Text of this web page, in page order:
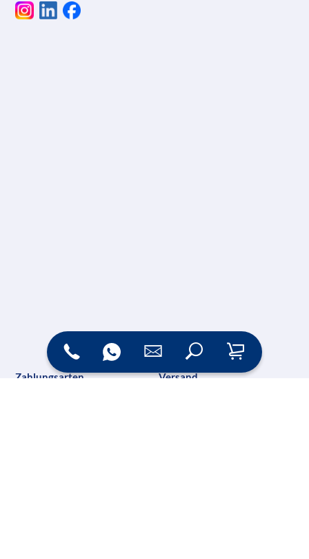
Zahlungsarten Versand